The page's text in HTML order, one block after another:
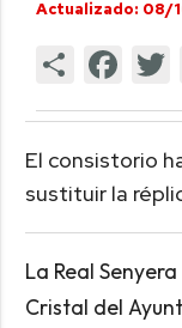
Actualizado: 08/
El consistorio
sustituir la
La Real
Cristal del